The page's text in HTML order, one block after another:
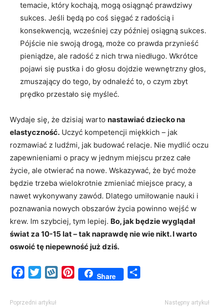
temacie, który kochają, mogą osiągnąć prawdziwy
sukces. Jeśli będą po coś sięgać z radością i
konsekwencją, wcześniej czy później osiągną sukces.
Pójście nie swoją drogą, może co prawda przynieść
pieniądze, ale radość z nich trwa niedługo. Wkrótce
pojawi się pustka i do głosu dojdzie wewnętrzny głos,
zmuszający do tego, by odnaleźć to, o czym zbyt
prędko przestało się myśleć.
Wydaje się, że dzisiaj warto nastawiać dziecko na
elastyczność. Uczyć kompetencji miękkich – jak
rozmawiać z ludźmi, jak budować relacje. Nie mydlić oczu
zapewnieniami o pracy w jednym miejscu przez całe
życie, ale otwierać na nowe. Wskazywać, że być może
będzie trzeba wielokrotnie zmieniać miejsce pracy, a
nawet wykonywany zawód. Dlatego umiłowanie nauki i
poznawania nowych obszarów życia powinno wejść w
krew. Im szybciej, tym lepiej. Bo, jak będzie wyglądał
świat za 10-15 lat – tak naprawdę nie wie nikt. I warto
oswoić tę niepewność już dziś.
FacebookTwitterWykopPinterestShare
Poprzedni artykuł Następny artykuł